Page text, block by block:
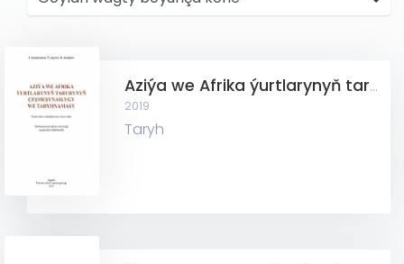
Aziýa we Afrika ýurtlarynyň taryhynyň çeşmeşynaslygy we taryhnamasy
2019
Taryh